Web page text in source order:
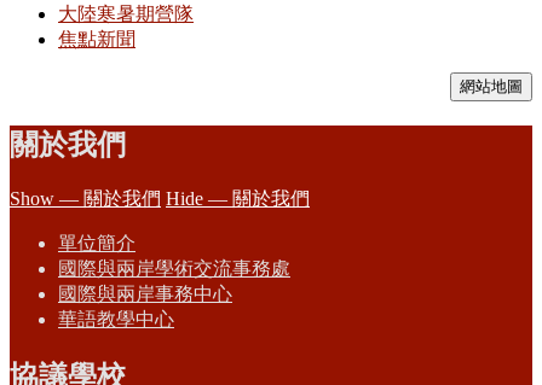
大陸寒暑期營隊
焦點新聞
網站地圖
關於我們
Show — 關於我們 Hide — 關於我們
單位簡介
國際與兩岸學術交流事務處
國際與兩岸事務中心
華語教學中心
協議學校